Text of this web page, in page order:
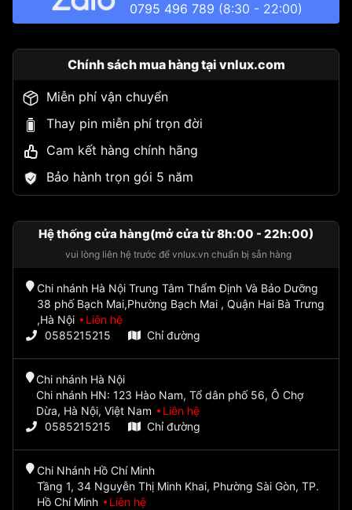
0795 496 789 (8:30 - 22:00)
Chính sách mua hàng tại vnlux.com
Miễn phí vận chuyển
Thay pin miễn phí trọn đời
Cam kết hàng chính hãng
Bảo hành trọn gói 5 năm
Hệ thống cửa hàng(mở cửa từ 8h:00 - 22h:00)
vui lòng liên hệ trước để vnlux.vn chuẩn bị sẵn hàng
Chi nhánh Hà Nội Trung Tâm Thẩm Định Và Bảo Dưỡng
38 phố Bạch Mai,Phường Bạch Mai , Quận Hai Bà Trưng
,Hà Nội
Liên hệ
0585215215
Chỉ đường
Chi nhánh Hà Nội
Chi nhánh HN: 123 Hào Nam, Tổ dân phố 56, Ô Chợ
Dừa, Hà Nội, Việt Nam
Liên hệ
0585215215
Chỉ đường
Chi Nhánh Hồ Chí Minh
Tầng 1, 34 Nguyễn Thị Minh Khai, Phường Sài Gòn, TP.
Hồ Chí Minh
Liên hệ